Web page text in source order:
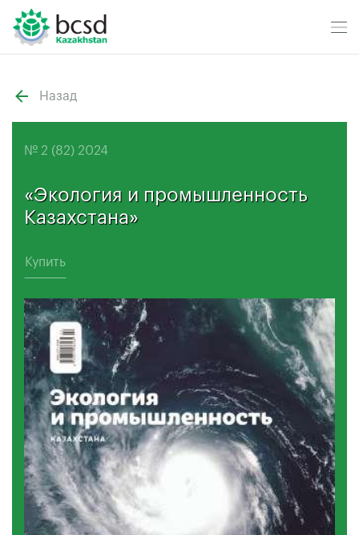
Назад
№ 2 (82) 2024
«Экология и промышленность
Казахстана»
Купить